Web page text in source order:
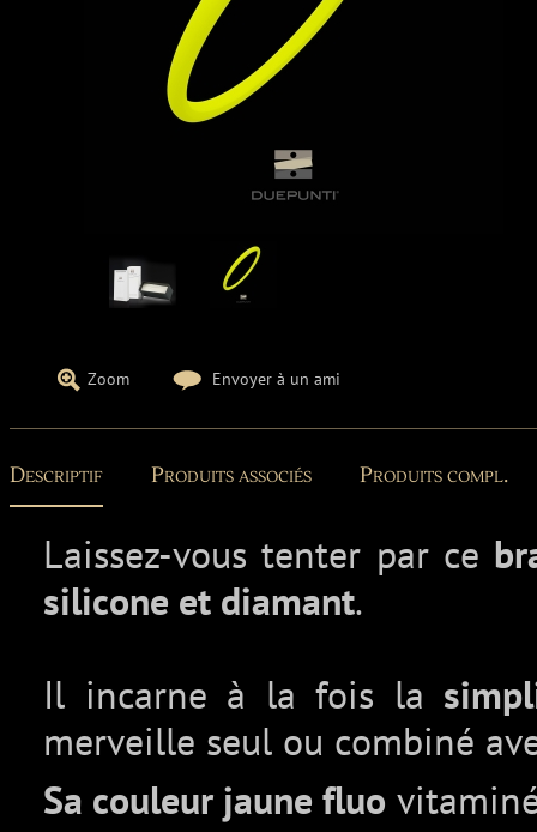
Zoom Envoyer à un ami
Descriptif Produits associés Produits compl.
Laissez-vous tenter par ce
silicone et diamant.
Il incarne à la fois la
merveille seul ou combiné
Sa couleur jaune fluo